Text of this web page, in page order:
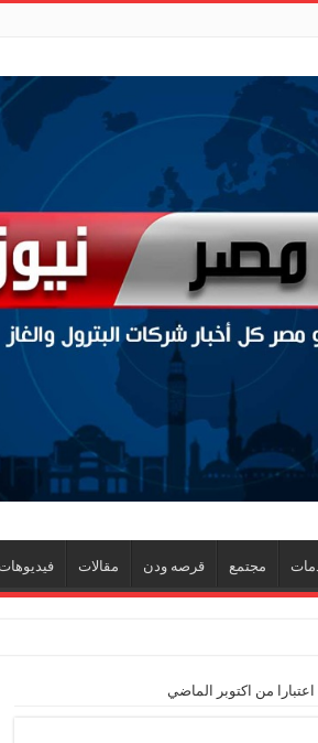
مجتمع قرصه ودن مقالات
من اكتوبر الماضي